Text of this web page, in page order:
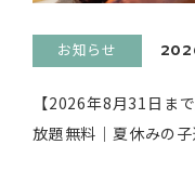
お知らせ
【2026年8月31日ま
放題無料｜夏休みの